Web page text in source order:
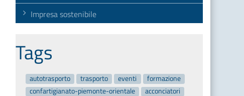
Impresa sostenibile
Tags
autotrasporto trasporto eventi
formazione
confartigianato-piemonte-orientale
acconciatori